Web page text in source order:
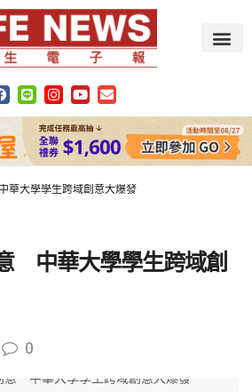
華大學學生跨域創意大爆發
中華大學學生跨域創
0